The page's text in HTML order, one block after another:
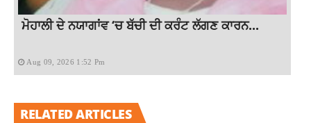
ਮੋਹਾਲੀ ਦੇ ਨਯਾਗਾਂਵ ‘ਚ ਬੱਚੀ ਦੀ ਕਰੰਟ ਲੱਗਣ ਕਾਰਨ...
Aug 09, 2026 1:52 Pm
RELATED ARTICLES